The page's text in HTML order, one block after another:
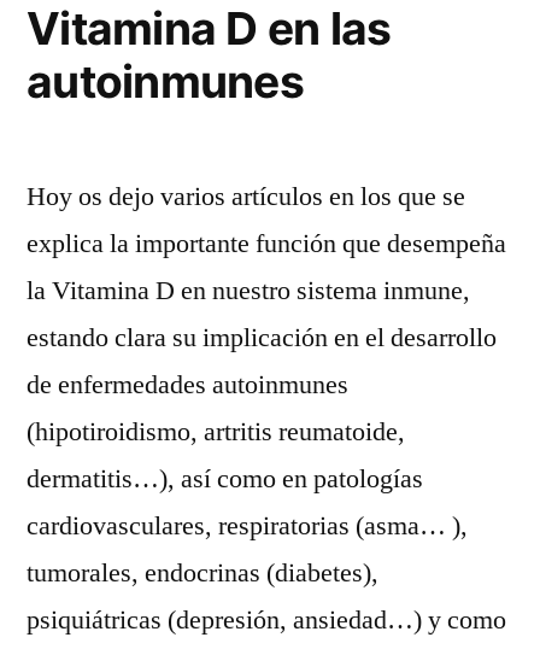
Vitamina D en las
autoinmunes
Hoy os dejo varios artículos en los que se
explica la importante función que desempeña
la Vitamina D en nuestro sistema inmune,
estando clara su implicación en el desarrollo
de enfermedades autoinmunes
(hipotiroidismo, artritis reumatoide,
dermatitis…), así como en patologías
cardiovasculares, respiratorias (asma… ),
tumorales, endocrinas (diabetes),
psiquiátricas (depresión, ansiedad…) y como